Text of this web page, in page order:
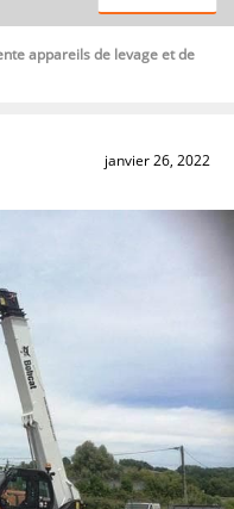
appareils de levage et de
janvier 26, 2022